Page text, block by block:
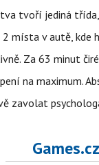
tvoří jediná
místa v autě, kde
Za 63 minut
na maximum.
zavolat
Games.cz